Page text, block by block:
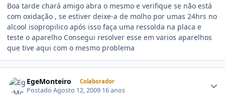
Boa tarde chará amigo abra o mesmo e verifique se não está
com oxidação , se estiver deixe-a de molho por umas 24hrs no
alcool isopropilico após isso faça uma ressolda na placa e
teste o aparelho Consegui resolver esse em varios aparelhos
que tive aqui com o mesmo problema
EgeMonteiro Colaborador
PostadoAgosto 12, 2009 16 anos